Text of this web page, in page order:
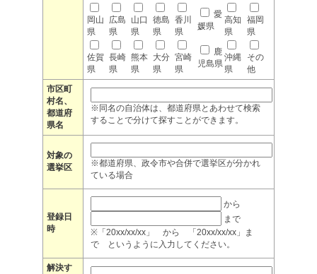
岡山
県
広島
県
山口
県
徳島
県
香川
県
愛
媛県
高知
県
福岡
県
佐賀
県
長崎
県
熊本
県
大分
県
宮崎
県
鹿
児島県
沖縄
県
その
他
市区町
村名、
都道府
県名
※同名の自治体は、都道府県とあわせて検索
することで分けて探すことができます。
対象の
選挙区
※都道府県、政令市や合併で選挙区が分かれ
ている場合
登録日
時
から
まで
※「20xx/xx/xx」 から 「20xx/xx/xx」ま
で というように入力してください。
解決す